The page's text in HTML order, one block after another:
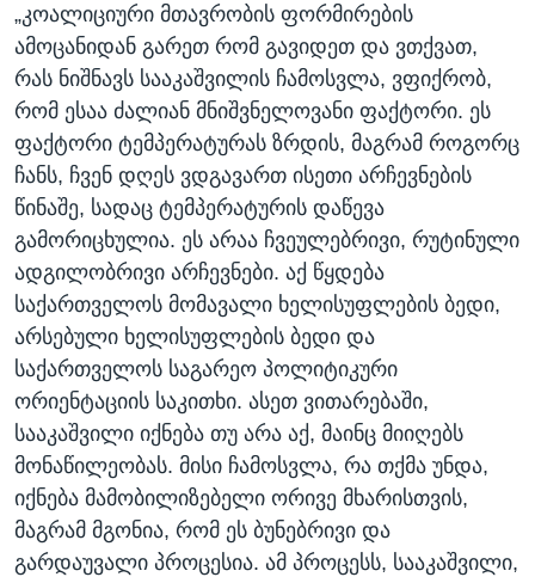
„კოალიციური მთავრობის ფორმირების
ამოცანიდან გარეთ რომ გავიდეთ და ვთქვათ,
რას ნიშნავს სააკაშვილის ჩამოსვლა, ვფიქრობ,
რომ ესაა ძალიან მნიშვნელოვანი ფაქტორი. ეს
ფაქტორი ტემპერატურას ზრდის, მაგრამ როგორც
ჩანს, ჩვენ დღეს ვდგავართ ისეთი არჩევნების
წინაშე, სადაც ტემპერატურის დაწევა
გამორიცხულია. ეს არაა ჩვეულებრივი, რუტინული
ადგილობრივი არჩევნები. აქ წყდება
საქართველოს მომავალი ხელისუფლების ბედი,
არსებული ხელისუფლების ბედი და
საქართველოს საგარეო პოლიტიკური
ორიენტაციის საკითხი. ასეთ ვითარებაში,
სააკაშვილი იქნება თუ არა აქ, მაინც მიიღებს
მონაწილეობას. მისი ჩამოსვლა, რა თქმა უნდა,
იქნება მამობილიზებელი ორივე მხარისთვის,
მაგრამ მგონია, რომ ეს ბუნებრივი და
გარდაუვალი პროცესია. ამ პროცესს, სააკაშვილი,